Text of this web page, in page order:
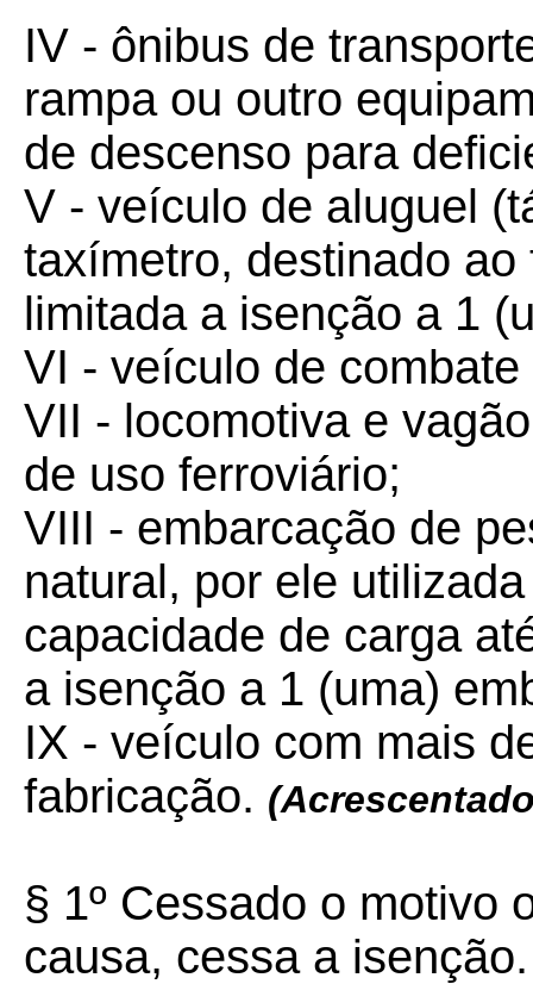
IV - ônibus de
rampa ou outro
de descenso para
V - veículo de aluguel
taxímetro, destinado
limitada a isenção a 1
VI - veículo de
VII - locomotiva e
de uso ferroviário;
VIII - embarcação de
natural, por ele
capacidade de carga
a isenção a 1 (uma)
IX - veículo com mais
fabricação.
§ 1º Cessado o motivo
causa, cessa a isenção.